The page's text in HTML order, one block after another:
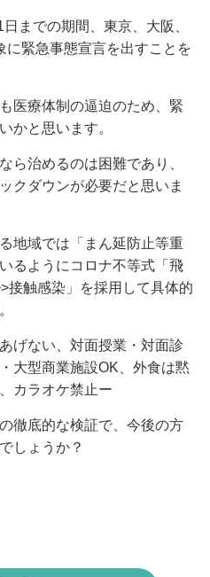
までの期間、東京、大阪、
に緊急事態宣言を出すことを
医療体制の逼迫のため、緊
かと思います。
ら治めるのは困難であり、
クダウンが必要だと思いま
地域では「まん延防止等重
るようにコロナ不等式「飛
接触感染」を採用して具体的
げない、対面授業・対面診
大型商業施設OK、外食は黙
カラオケ禁止ー
徹底的な検証で、今後の方
しょうか？